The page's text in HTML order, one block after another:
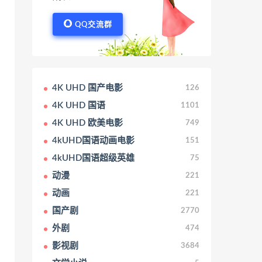
QQ交流群
4K UHD 国产电影 126
4K UHD 国语 1101
4K UHD 欧美电影 749
4kUHD国语动画电影 151
4kUHD国语超级英雄 75
动漫 221
动画 221
国产剧 2770
外剧 474
影视剧 3684